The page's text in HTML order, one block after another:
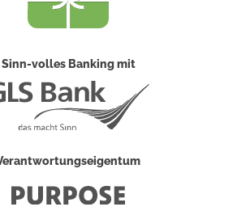
Sinn-volles Banking mit